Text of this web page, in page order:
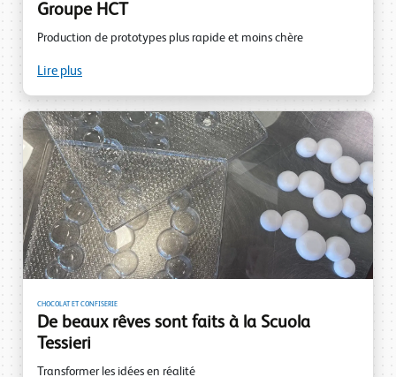
Groupe HCT
Production de prototypes plus rapide et moins chère
Lire plus
CHOCOLAT ET CONFISERIE
De beaux rêves sont faits à la Scuola
Tessieri
Transformer les idées en réalité